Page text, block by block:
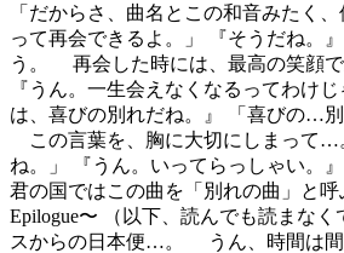
「だからさ、曲名とこの和音みたく
って再会できるよ。」 『そうだね。
う。 再会した時には、最高の笑顔で
『うん。一生会えなくなるってわ
は、喜びの別れだね。』 「喜びの…
この言葉を、胸に大切にしまって
ね。」 『うん。いってらっしゃい。
君の国ではこの曲を「別れの曲」と
Epilogue〜 （以下、読んでも読まな
スからの日本便…。 うん、時間は間